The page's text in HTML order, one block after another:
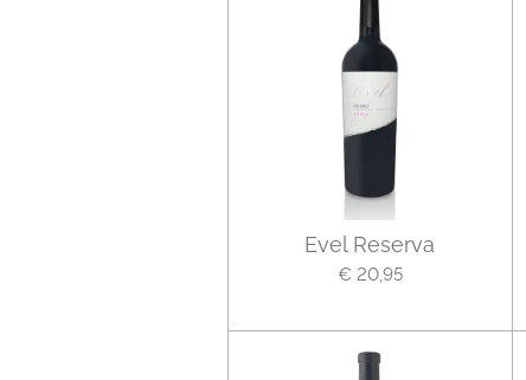
Evel Reserva
€ 20,95